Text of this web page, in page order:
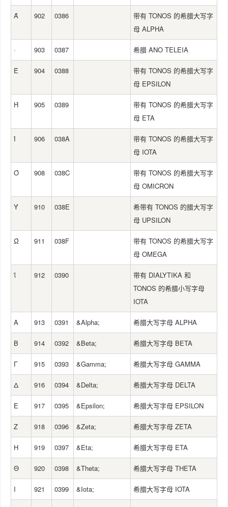
Ά 902 0386
带有 TONOS 的希腊大写字
母 ALPHA
· 903 0387 希腊 ANO TELEIA
Έ 904 0388
带有 TONOS 的希腊大写字
母 EPSILON
Ή 905 0389
带有 TONOS 的希腊大写字
母 ETA
Ί 906 038A
带有 TONOS 的希腊大写字
母 IOTA
Ό 908 038C
带有 TONOS 的希腊大写字
母 OMICRON
Ύ 910 038E
希带有 TONOS 的腊大写字
母 UPSILON
Ώ 911 038F
带有 TONOS 的希腊大写字
母 OMEGA
ΐ 912 0390
带有 DIALYTIKA 和
TONOS 的希腊小写字母
IOTA
Α 913 0391 &Alpha; 希腊大写字母 ALPHA
Β 914 0392 &Beta; 希腊大写字母 BETA
Γ 915 0393 &Gamma; 希腊大写字母 GAMMA
Δ 916 0394 &Delta; 希腊大写字母 DELTA
Ε 917 0395 &Epsilon; 希腊大写字母 EPSILON
Ζ 918 0396 &Zeta; 希腊大写字母 ZETA
Η 919 0397 &Eta; 希腊大写字母 ETA
Θ 920 0398 &Theta; 希腊大写字母 THETA
Ι 921 0399 &Iota; 希腊大写字母 IOTA